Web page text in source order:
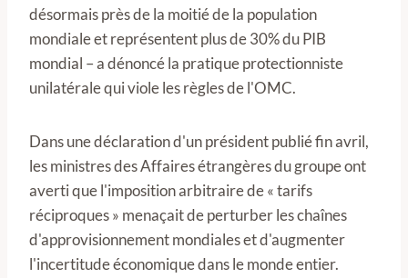
désormais près de la moitié de la population
mondiale et représentent plus de 30% du PIB
mondial – a dénoncé la pratique protectionniste
unilatérale qui viole les règles de l'OMC.
Dans une déclaration d'un président publié fin avril,
les ministres des Affaires étrangères du groupe ont
averti que l'imposition arbitraire de « tarifs
réciproques » menaçait de perturber les chaînes
d'approvisionnement mondiales et d'augmenter
l'incertitude économique dans le monde entier.